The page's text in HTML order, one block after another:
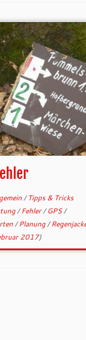
/Tipps & Tricks
/Fehler/GPS/
/Planung/
2017)